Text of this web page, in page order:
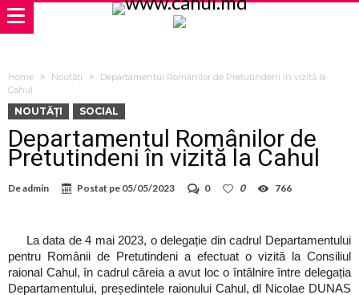
Home Noutăți
Departamentul Românilor de Pretutindeni în vizită la
Cahul
NOUTĂȚI SOCIAL
Departamentul Românilor de
Pretutindeni în vizită la Cahul
Deadmin Postat pe 05/05/2023 0 0 766
La data de 4 mai 2023, o delegație din cadrul Departamentului
pentru Românii de Pretutindeni a efectuat o vizită la Consiliul
raional Cahul, în cadrul căreia a avut loc o întâlnire între delegația
Departamentului, președintele raionului Cahul, dl Nicolae DUNAS